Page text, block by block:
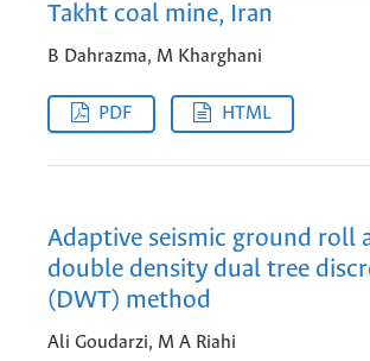
Takht coal mine, Iran
B Dahrazma, M Kharghani
PDF HTML
Adaptive seismic ground roll
double density dual tree
(DWT) method
Ali Goudarzi, M A Riahi